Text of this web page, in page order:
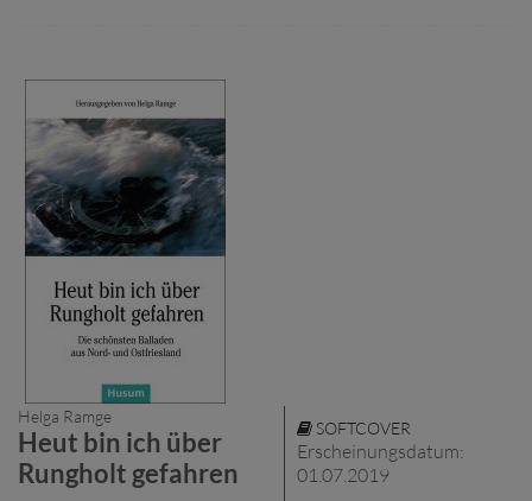
Helga Ramge
Heut bin ich über
Rungholt gefahren
SOFTCOVER
Erscheinungsdatum:
01.07.2019